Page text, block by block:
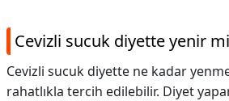
Cevizli sucuk diyette yenir mi
Cevizli sucuk diyette ne kadar
rahatlıkla tercih edilebilir. Diyet